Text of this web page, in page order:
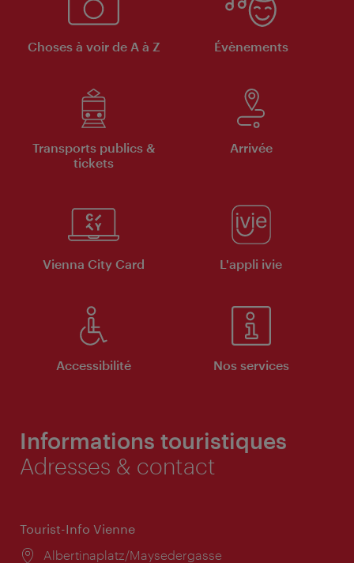
Choses à voir de A à Z Évènements
Transports publics &
tickets
Arrivée
Vienna City Card L'appli ivie
Accessibilité Nos services
Informations touristiques
Adresses & contact
Tourist-Info Vienne
Lieu:
Albertinaplatz/Maysedergasse